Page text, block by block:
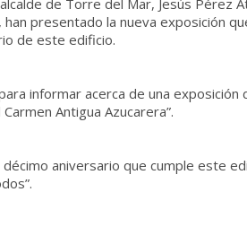
de Torre del Mar, Jesús Pérez
presentado la nueva exposición
de este edificio.
informar acerca de una
Antigua Azucarera”.
aniversario que cumple este